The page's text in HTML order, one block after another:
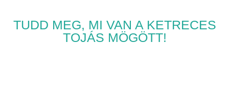
TUDD MEG, MI VAN A KETRECES
TOJÁS MÖGÖTT!